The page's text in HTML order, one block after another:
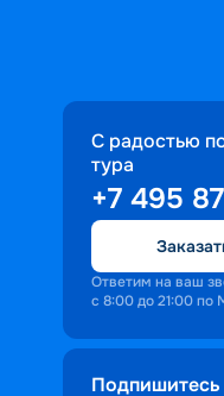
С радостью
тура
+7 495
Ответим на ваш
с 8:00 до 21:00 по
Подпишитесь